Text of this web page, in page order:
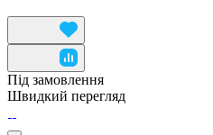
Під замовлення
Швидкий перегляд